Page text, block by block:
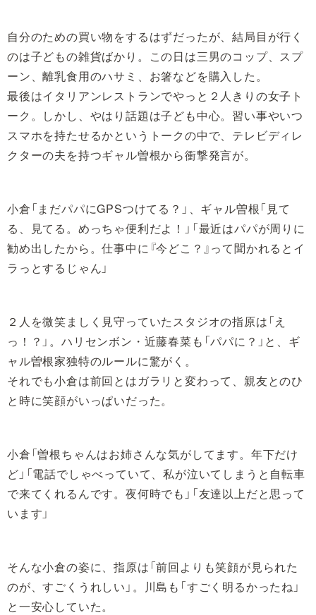
自分のための買い物をするはずだったが、結局目が行く
のは子どもの雑貨ばかり。この日は三男のコップ、スプ
ーン、離乳食用のハサミ、お箸などを購入した。
最後はイタリアンレストランでやっと２人きりの女子ト
ーク。しかし、やはり話題は子ども中心。習い事やいつ
スマホを持たせるかというトークの中で、テレビディレ
クターの夫を持つギャル曽根から衝撃発言が。
小倉「まだパパにGPSつけてる？」、ギャル曽根「見て
る、見てる。めっちゃ便利だよ！」「最近はパパが周りに
勧め出したから。仕事中に『今どこ？』って聞かれるとイ
ラっとするじゃん」
２人を微笑ましく見守っていたスタジオの指原は「え
っ！？」。ハリセンボン・近藤春菜も「パパに？」と、ギ
ャル曽根家独特のルールに驚がく。
それでも小倉は前回とはガラリと変わって、親友とのひ
と時に笑顔がいっぱいだった。
小倉「曽根ちゃんはお姉さんな気がしてます。年下だけ
ど」「電話でしゃべっていて、私が泣いてしまうと自転車
で来てくれるんです。夜何時でも」「友達以上だと思って
います」
そんな小倉の姿に、指原は「前回よりも笑顔が見られた
のが、すごくうれしい」。川島も「すごく明るかったね」
と一安心していた。